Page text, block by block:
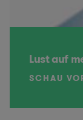
Lust auf
SCHAU